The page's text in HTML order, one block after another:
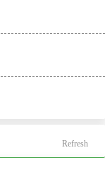
Refresh